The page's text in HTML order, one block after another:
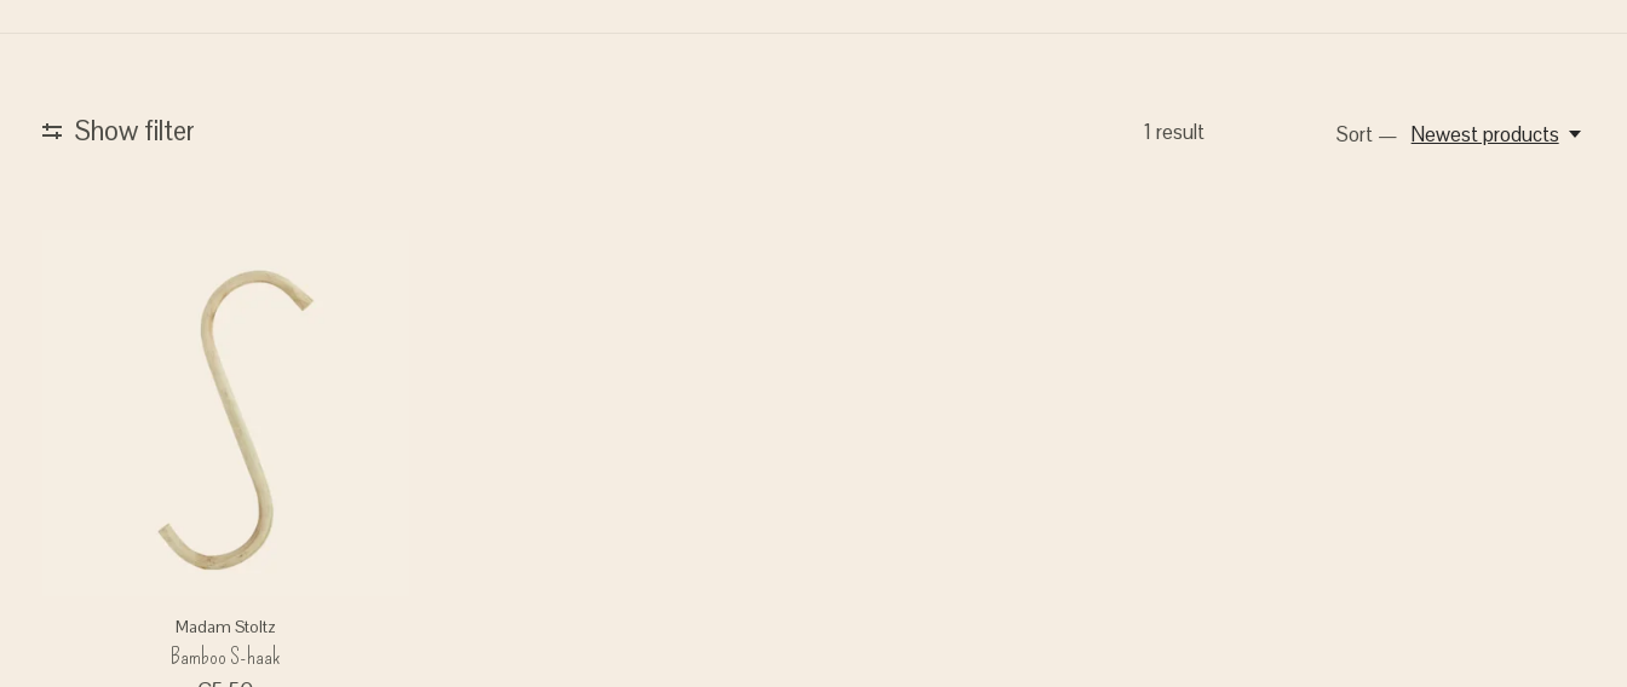
Show filter 1 result Sort — Newest products
Madam Stoltz
Bamboo S-haak